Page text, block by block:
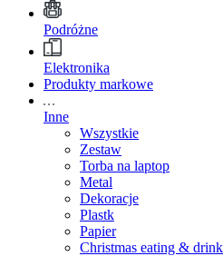
Podróżne
Elektronika
Produkty markowe
Inne
Wszystkie
Zestaw
Torba na laptop
Metal
Dekoracje
Plastk
Papier
Christmas eating &